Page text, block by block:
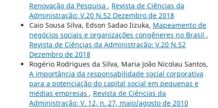
Renovação da Pesquisa , Revista de Ciências da
Administração: V.20 N.52 Dezembro de 2018
Caio Sousa Silva, Edson Sadao Iizuka, Mapeamento de
negócios sociais e organizações congêneres no Brasil ,
Revista de Ciências da Administração: V.20 N.52
Dezembro de 2018
Rogério Rodrigues da Silva, Maria João Nicolau Santos,
A importância da responsabilidade social corporativa
para a potenciação do capital social em pequenas e
médias empresas , Revista de Ciências da
Administração: V. 12, n. 27, maio/agosto de 2010